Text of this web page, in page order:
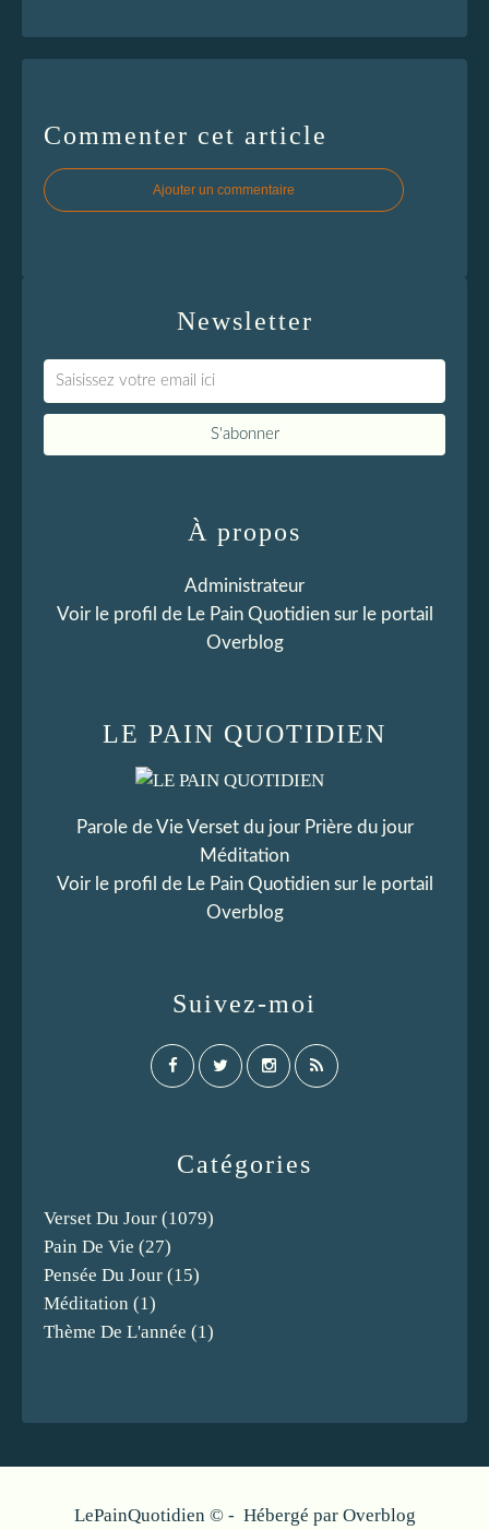
Commenter cet article
Ajouter un commentaire
Newsletter
Catégories
Verset Du Jour (1079)
Pain De Vie (27)
Pensée Du Jour (15)
Méditation (1)
Thème De L'année (1)
LE PAIN QUOTIDIEN
Parole de Vie Verset du jour Prière du jour
Méditation
Voir le profil de Le Pain Quotidiensur le portail
Overblog
Suivez-moi
À propos
Administrateur
Voir le profil de Le Pain Quotidiensur le portail
Overblog
LePainQuotidien © - Hébergé par Overblog